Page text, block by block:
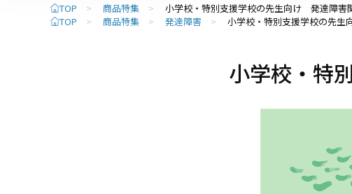
TOP > 商品特集 >
小学校・特別支援学校の先生向け 発達障害
TOP
> 商品特集 > 発達障害 > 小学校・特別支援学校の先
小学校・特